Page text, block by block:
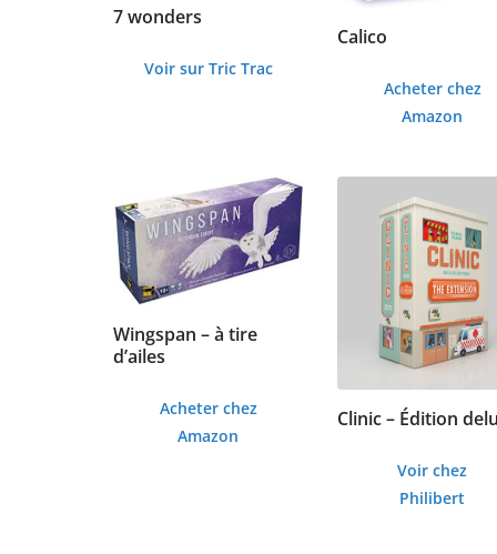
t
a
p
7 wonders
Voir sur Tric Trac
Calico
Acheter chez
Amazon
Wingspan – à tire
d’ailes
Acheter chez
Amazon
Clinic – Édition
Voir chez
Philibert